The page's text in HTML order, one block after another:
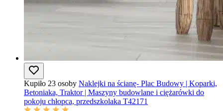
Kupiło 23 osoby Naklejki na ścianę- Plac Budowy | Koparki,
Betoniaka, Traktor | Maszyny budowlane i ciężarówki do
pokoju chłopca, przedszkolaka T42171